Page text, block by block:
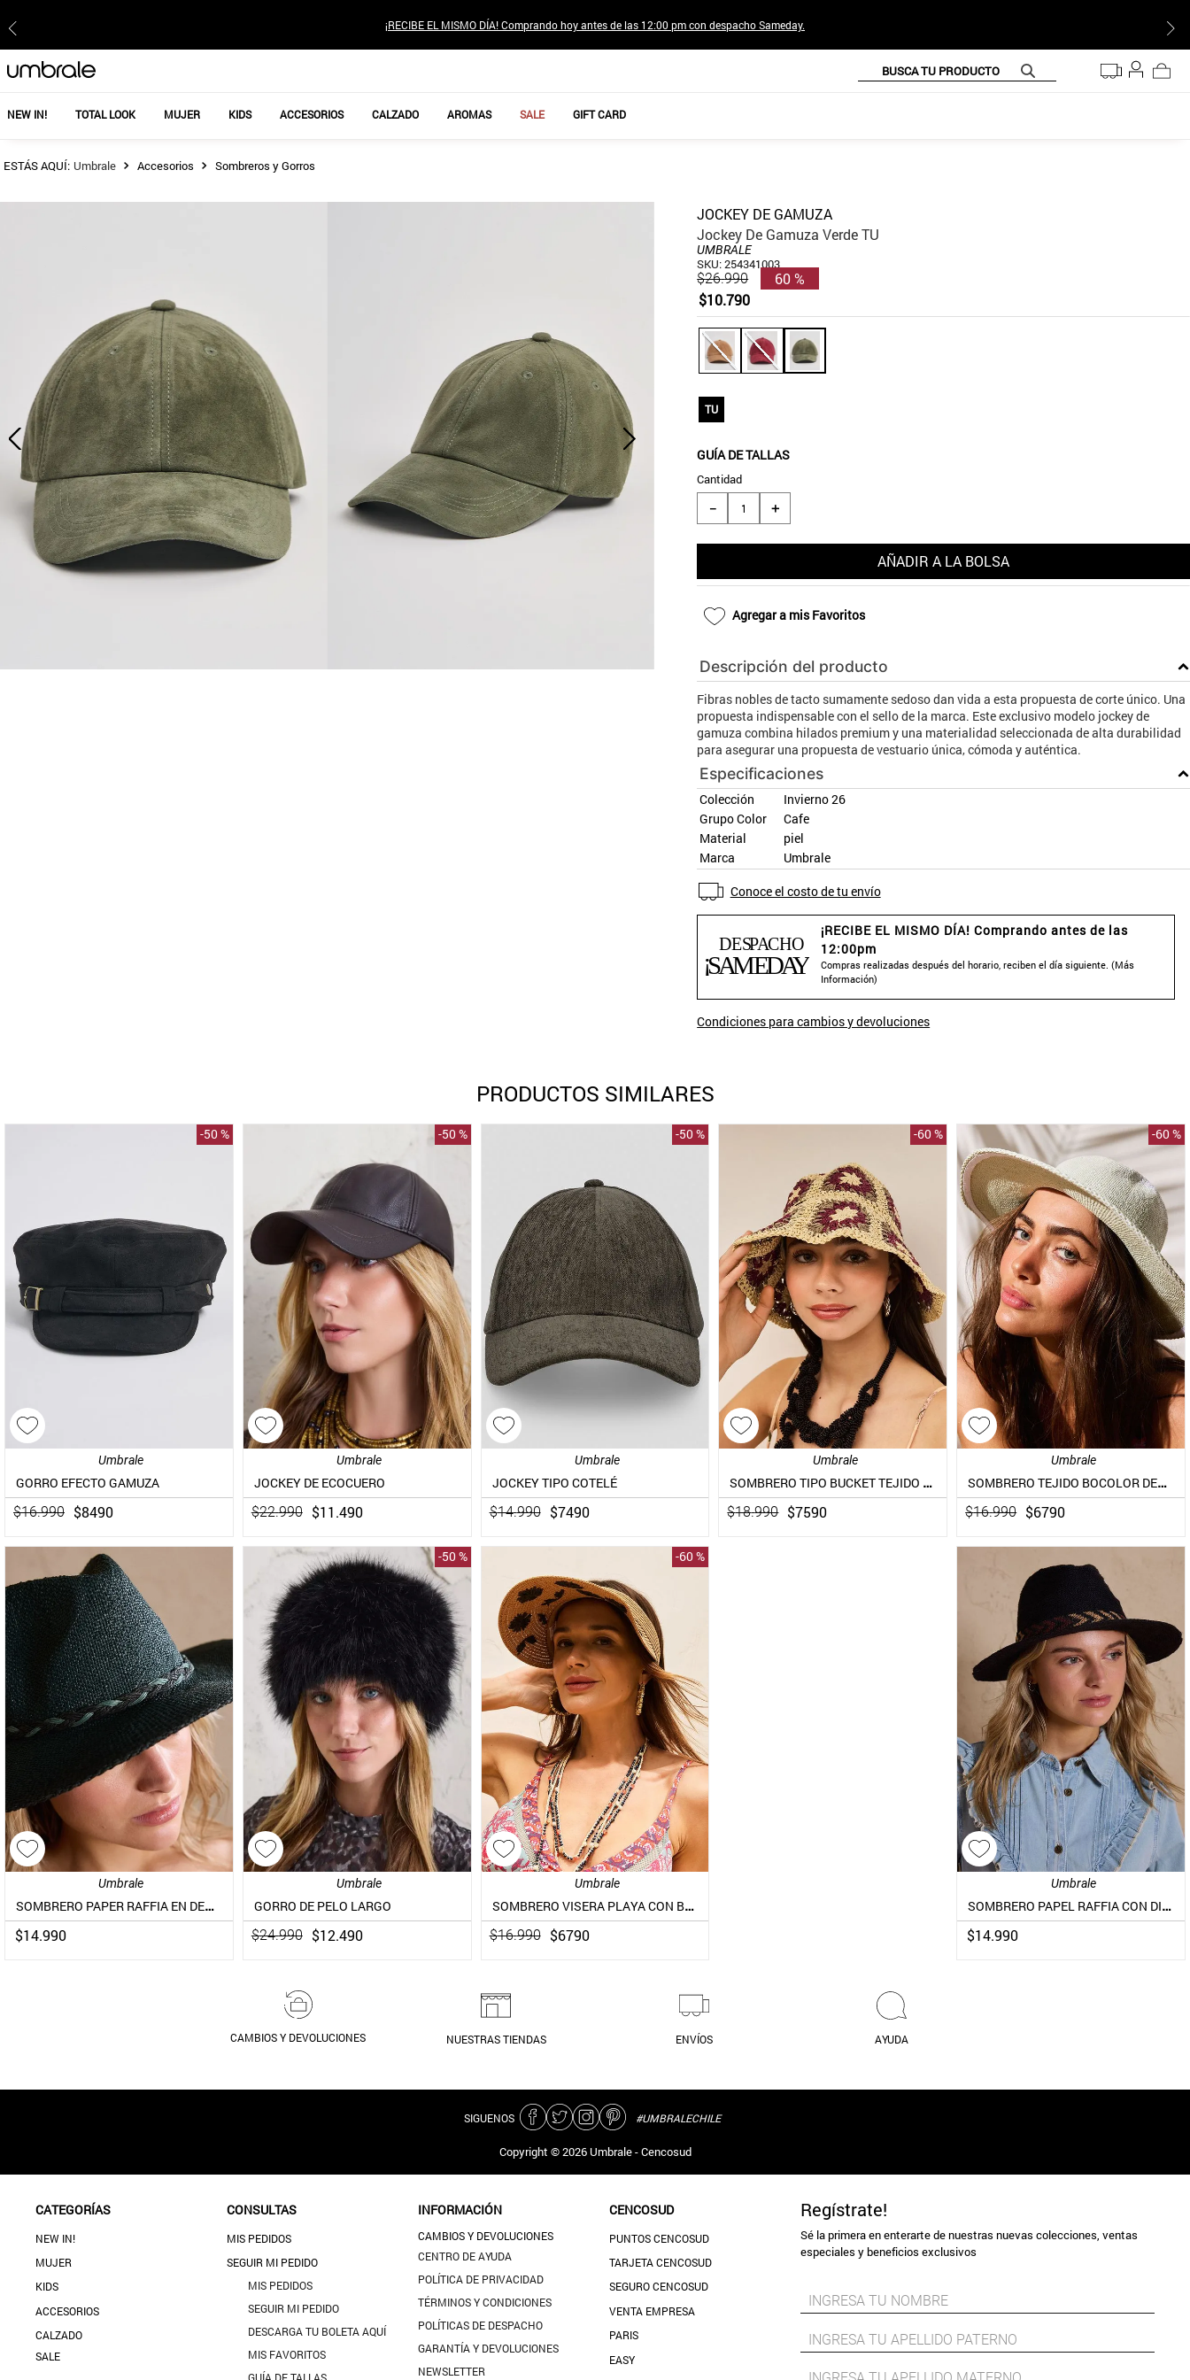
¡RECIBE EL MISMO DÍA! Comprando hoy antes de las 12:00 pm con despacho Sameday.
BUSCA TU PRODUCTO
NEW IN! TOTAL LOOK MUJER KIDS ACCESORIOS CALZADO AROMAS SALE GIFT CARD
Accesorios Sombreros y Gorros
JOCKEY DE GAMUZA
Jockey De Gamuza Verde TU
UMBRALE
SKU:254341003
$26.990
$10.790
60 %
TU
GUÍA DE TALLAS
Cantidad
＋
－
AÑADIR A LA BOLSA
Agregar a mis Favoritos
Descripción del producto
Fibras nobles de tacto sumamente sedoso dan vida a esta propuesta de corte único. Una
propuesta indispensable con el sello de la marca. Este exclusivo modelo jockey de
gamuza combina hilados premium y una materialidad seleccionada de alta durabilidad
para asegurar una propuesta de vestuario única, cómoda y auténtica.
Especificaciones
Colección
Invierno 26
Grupo Color
Cafe
Material
piel
Marca
Umbrale
Conoce el costo de tu envío
¡RECIBE EL MISMO DÍA! Comprando antes de las
12:00pm
Compras realizadas después del horario, reciben el día siguiente. (Más
Información)
Condiciones para cambios y devoluciones
PRODUCTOS SIMILARES
-50 %
Umbrale
GORRO EFECTO GAMUZA
$16.990 $8490
-50 %
Umbrale
JOCKEY DE ECOCUERO
$22.990 $11.490
-50 %
Umbrale
JOCKEY TIPO COTELÉ
$14.990 $7490
-60 %
Umbrale
SOMBRERO TIPO BUCKET TEJIDO CROCHET
$18.990 $7590
-60 %
Umbrale
SOMBRERO TEJIDO BOCOLOR DEGRADADO
$16.990 $6790
Umbrale
SOMBRERO PAPER RAFFIA EN DEGRADÉ
$14.990
-50 %
Umbrale
GORRO DE PELO LARGO
$24.990 $12.490
-60 %
Umbrale
SOMBRERO VISERA PLAYA CON BORDADO DE FLORES
$16.990 $6790
Umbrale
SOMBRERO PAPEL RAFFIA CON DISEÑO
$14.990
CAMBIOS Y DEVOLUCIONES NUESTRAS TIENDAS ENVÍOS AYUDA
SIGUENOS #UMBRALECHILE
Copyright © 2026 Umbrale - Cencosud
CATEGORÍAS
NEW IN!
MUJER
KIDS
ACCESORIOS
CALZADO
SALE
CONSULTAS
MIS PEDIDOS
SEGUIR MI PEDIDO
MIS PEDIDOS
SEGUIR MI PEDIDO
DESCARGA TU BOLETA AQUÍ
MIS FAVORITOS
INFORMACIÓN
CAMBIOS Y DEVOLUCIONES
CENTRO DE AYUDA
POLÍTICA DE PRIVACIDAD
TÉRMINOS Y CONDICIONES
POLÍTICAS DE DESPACHO
GARANTÍA Y DEVOLUCIONES
NEWSLETTER
CENCOSUD
PUNTOS CENCOSUD
TARJETA CENCOSUD
SEGURO CENCOSUD
VENTA EMPRESA
PARIS
EASY
Regístrate!
Sé la primera en enterarte de nuestras nuevas colecciones, ventas
especiales y beneficios exclusivos
collar
9.
aros
10. blanco